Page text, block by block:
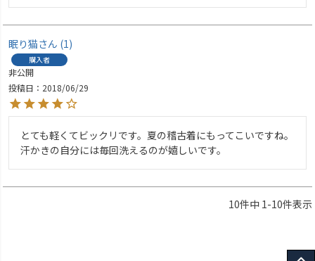
眠り猫 1
購入者
非公開
投稿日
2018/06/29
とても軽くてビックリです。夏の稽古着にもってこいですね。
汗かきの自分には毎回洗えるのが嬉しいです。
10件中 1-10件表示